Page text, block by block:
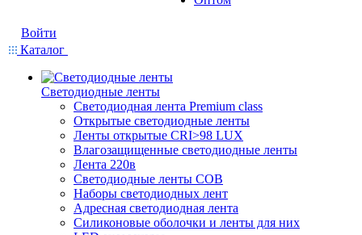
Войти
Каталог
Светодиодные ленты
Светодиодная лента Premium class
Открытые светодиодные ленты
Ленты открытые CRI>98 LUX
Влагозащищенные светодиодные ленты
Лента 220в
Светодиодные ленты COB
Наборы светодиодных лент
Адресная светодиодная лента
Силиконовые оболочки и ленты для них